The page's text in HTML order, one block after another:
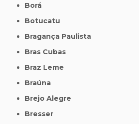
Borá
Botucatu
Bragança Paulista
Bras Cubas
Braz Leme
Braúna
Brejo Alegre
Bresser